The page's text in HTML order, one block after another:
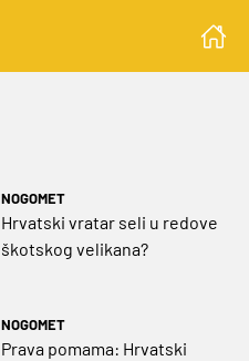
NOGOMET
Hrvatski vratar seli u redove
škotskog velikana?
NOGOMET
Prava pomama: Hrvatski